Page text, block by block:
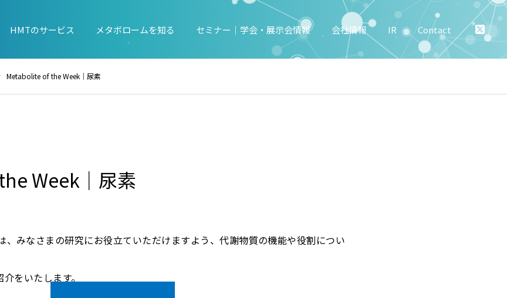
HMTのサービス メタボロームを知る セミナー｜学会・展示会情報 会社情報 IR Contact
Metabolite of the Week｜尿素
Week｜尿素
、みなさまの研究にお役立ていただけますよう、代謝物質の機能や役割につい
をいたします。